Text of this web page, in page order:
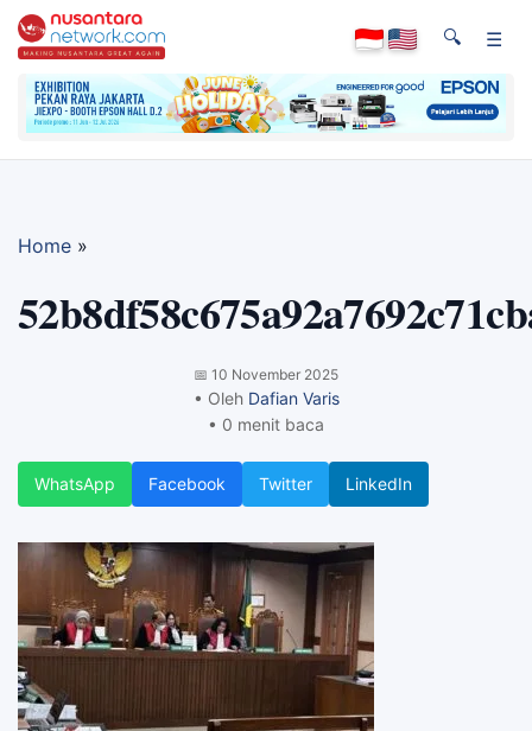
🔍 ☰
Home »
📅 10 November 2025
• Oleh Dafian Varis
• 0 menit baca
WhatsApp Facebook Twitter LinkedIn